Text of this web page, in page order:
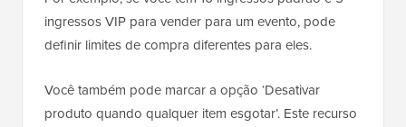
ingressos VIP para vender para um evento, pode
definir limites de compra diferentes para eles.
Você também pode marcar a opção ‘Desativar
produto quando qualquer item esgotar’. Este recurso